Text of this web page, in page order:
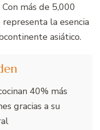
Con más de 5,000
la esencia
asiático.
40% más
gracias a su